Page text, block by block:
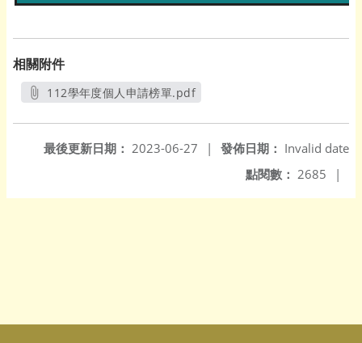
相關附件
112學年度個人申請榜單.pdf
發佈日期： Invalid date
最後更新日期： 2023-06-27
|
點閱數： 2685 |